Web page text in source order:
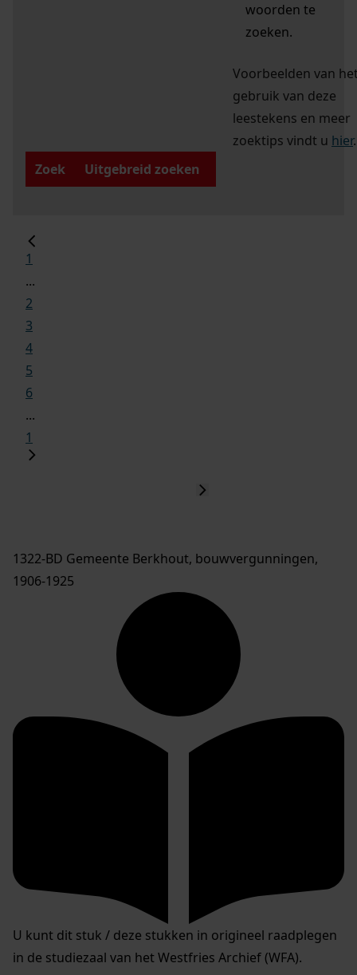
woorden te
zoeken.
Voorbeelden van
gebruik van deze
leestekens en meer
zoektips vindt u hier.
Zoek
Uitgebreid zoeken
1
...
2
3
4
5
6
...
1
1322-BD Gemeente Berkhout, bouwvergunningen,
1906-1925
U kunt dit stuk / deze stukken in origineel raadplegen
in de studiezaal van het Westfries Archief (WFA).